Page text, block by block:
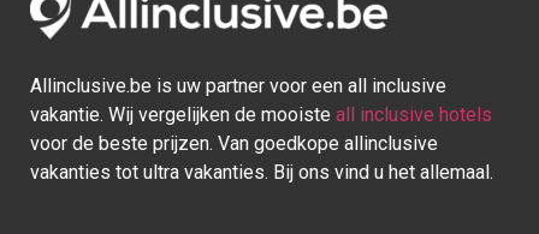
Allinclusive.be is uw partner voor een all inclusive
vakantie. Wij vergelijken de mooiste all inclusive hotels
voor de beste prijzen. Van goedkope allinclusive
vakanties tot ultra vakanties. Bij ons vind u het allemaal.